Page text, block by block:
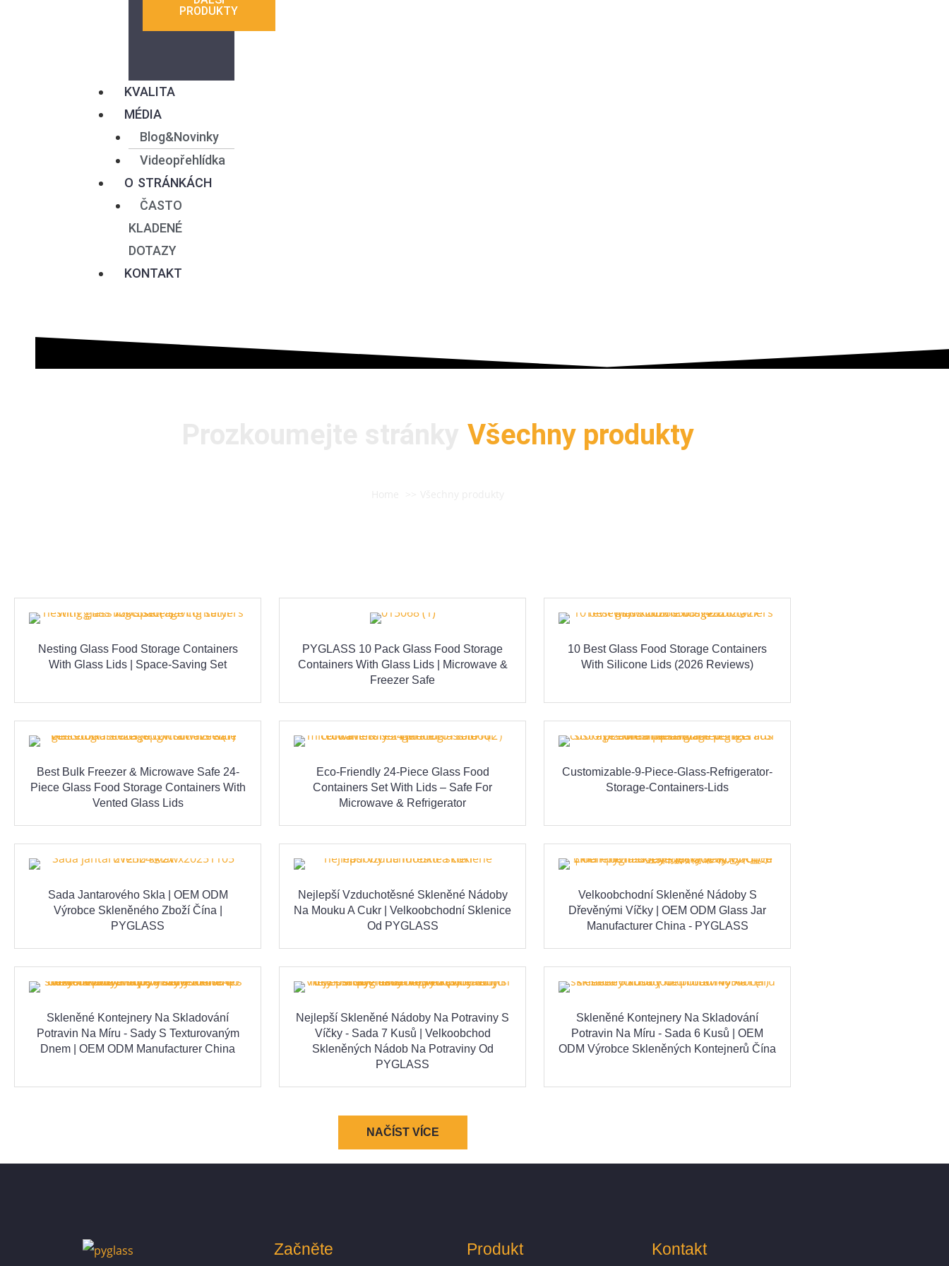
PRODUKTY
KVALITA
MÉDIA
Blog&Novinky
Videopřehlídka
O STRÁNKÁCH
ČASTO
KLADENÉ
DOTAZY
KONTAKT
Všechny produkty
Nesting Glass Food Storage Containers
With Glass Lids | Space-Saving Set
PYGLASS 10 Pack Glass Food Storage
Containers With Glass Lids | Microwave &
Freezer Safe
10 Best Glass Food Storage Containers
With Silicone Lids (2026 Reviews)
Best Bulk Freezer & Microwave Safe 24-
Piece Glass Food Storage Containers With
Vented Glass Lids
Eco-Friendly 24-Piece Glass Food
Containers Set With Lids – Safe For
Microwave & Refrigerator
Customizable-9-Piece-Glass-Refrigerator-
Storage-Containers-Lids
Sada Jantarového Skla | OEM ODM
Výrobce Skleněného Zboží Čína |
PYGLASS
Nejlepší Vzduchotěsné Skleněné Nádoby
Na Mouku A Cukr | Velkoobchodní Sklenice
Od PYGLASS
Velkoobchodní Skleněné Nádoby S
Dřevěnými Víčky | OEM ODM Glass Jar
Manufacturer China - PYGLASS
Skleněné Kontejnery Na Skladování
Potravin Na Míru - Sady S Texturovaným
Dnem | OEM ODM Manufacturer China
Nejlepší Skleněné Nádoby Na Potraviny S
Víčky - Sada 7 Kusů | Velkoobchod
Skleněných Nádob Na Potraviny Od
PYGLASS
Skleněné Kontejnery Na Skladování
Potravin Na Míru - Sada 6 Kusů | OEM
ODM Výrobce Skleněných Kontejnerů Čína
NAČÍST VÍCE
Začněte Produkt Kontakt